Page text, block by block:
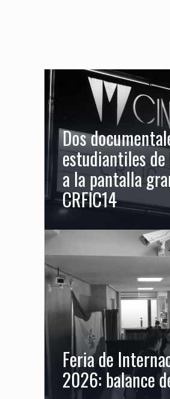
Dos
estudiantiles de
a la pantalla
CRFIC14
Feria de
2026: balance